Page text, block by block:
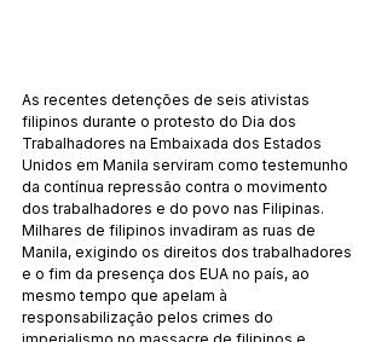
As recentes detenções de seis ativistas
filipinos durante o protesto do Dia dos
Trabalhadores na Embaixada dos Estados
Unidos em Manila serviram como testemunho
da contínua repressão contra o movimento
dos trabalhadores e do povo nas Filipinas.
Milhares de filipinos invadiram as ruas de
Manila, exigindo os direitos dos trabalhadores
e o fim da presença dos EUA no país, ao
mesmo tempo que apelam à
responsabilização pelos crimes do